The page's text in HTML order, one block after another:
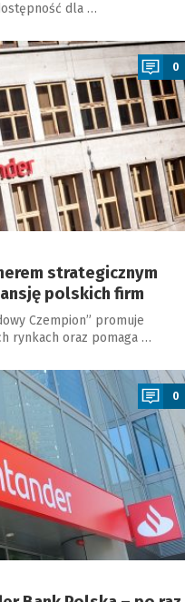
dla …
0
strategicznym
polskich firm
Czempion” promuje
rynkach oraz pomaga …
0